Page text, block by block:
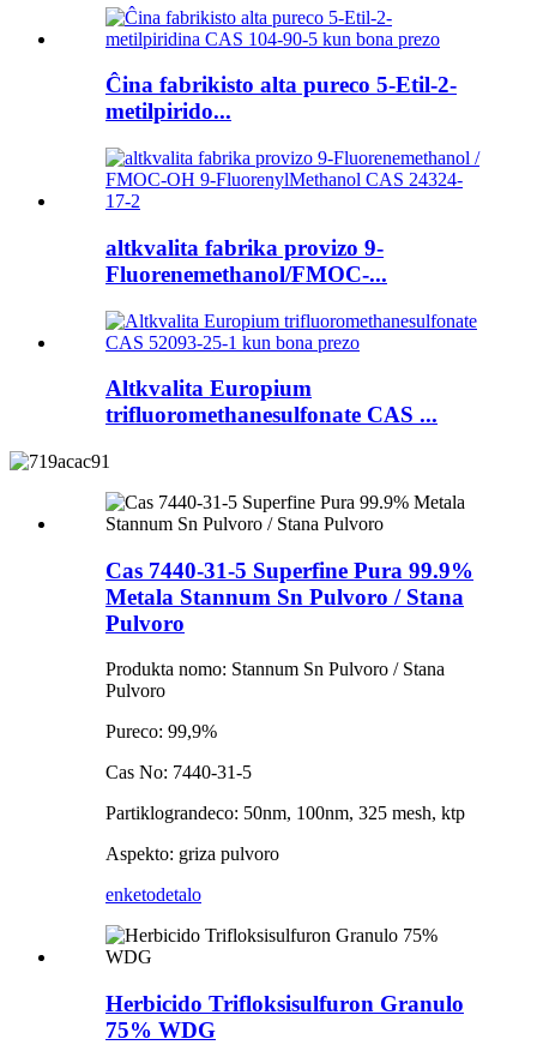
Ĉina fabrikisto alta pureco 5-Etil-2-
metilpirido...
altkvalita fabrika provizo 9-
Fluorenemethanol/FMOC-...
Altkvalita Europium
trifluoromethanesulfonate CAS ...
Cas 7440-31-5 Superfine Pura 99.9%
Metala Stannum Sn Pulvoro / Stana
Pulvoro
Produkta nomo: Stannum Sn Pulvoro / Stana
Pulvoro
Pureco: 99,9%
Cas No: 7440-31-5
Partiklograndeco: 50nm, 100nm, 325 mesh, ktp
Aspekto: griza pulvoro
enketodetalo
Herbicido Trifloksisulfuron Granulo
75% WDG